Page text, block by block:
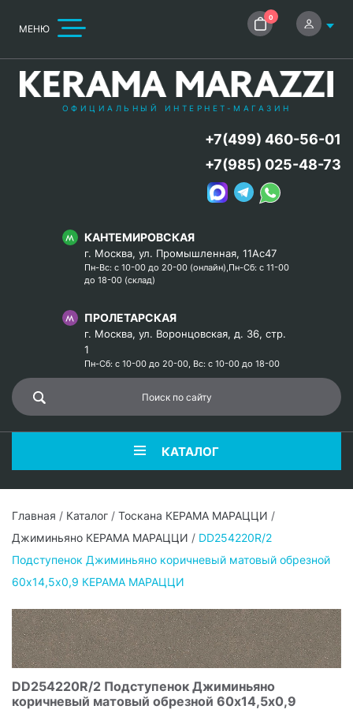
МЕНЮ
0
ОФИЦИАЛЬНЫЙ ИНТЕРНЕТ-МАГАЗИН
КАНТЕМИРОВСКАЯ
г. Москва, ул. Промышленная, 11Ас47
Пн-Вс: с 10-00 до 20-00 (онлайн),Пн-Сб: с 11-00
до 18-00 (склад)
ПРОЛЕТАРСКАЯ
г. Москва, ул. Воронцовская, д. 36, стр.
1
Пн-Сб: с 10-00 до 20-00, Вс: с 10-00 до 18-00
+7(499) 460-56-01
+7(985) 025-48-73
КАТАЛОГ
Главная / Каталог / Тоскана КЕРАМА МАРАЦЦИ /
Джиминьяно КЕРАМА МАРАЦЦИ / DD254220R/2
Подступенок Джиминьяно коричневый матовый обрезной
60х14,5x0,9 КЕРАМА МАРАЦЦИ
DD254220R/2 Подступенок Джиминьяно
коричневый матовый обрезной 60х14,5x0,9